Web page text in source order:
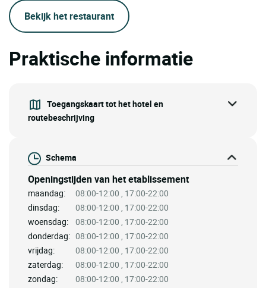
Bekijk het restaurant
Praktische informatie
Toegangskaart tot het hotel en
routebeschrijving
Schema
Openingstijden van het etablissement
maandag:
08:00-12:00 , 17:00-22:00
dinsdag:
08:00-12:00 , 17:00-22:00
woensdag:
08:00-12:00 , 17:00-22:00
donderdag: 08:00-12:00 , 17:00-22:00
vrijdag:
08:00-12:00 , 17:00-22:00
zaterdag:
08:00-12:00 , 17:00-22:00
zondag:
08:00-12:00 , 17:00-22:00